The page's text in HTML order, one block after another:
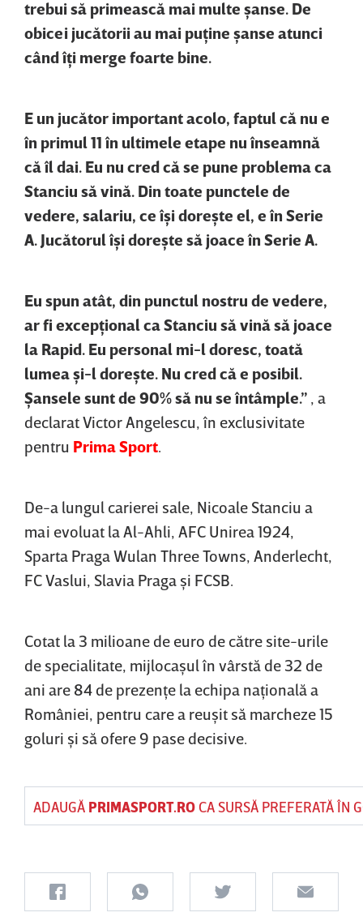
trebui să primească mai multe şanse. De
obicei jucătorii au mai puţine şanse atunci
când îţi merge foarte bine.
E un jucător important acolo, faptul că nu e
în primul 11 în ultimele etape nu înseamnă
că îl dai. Eu nu cred că se pune problema ca
Stanciu să vină. Din toate punctele de
vedere, salariu, ce îşi doreşte el, e în Serie
A. Jucătorul îşi doreşte să joace în Serie A.
Eu spun atât, din punctul nostru de vedere,
ar fi excepţional ca Stanciu să vină să joace
la Rapid. Eu personal mi-l doresc, toată
lumea şi-l doreşte. Nu cred că e posibil.
Şansele sunt de 90% să nu se întâmple.” , a
declarat Victor Angelescu, în exclusivitate
pentru Prima Sport.
De-a lungul carierei sale, Nicoale Stanciu a
mai evoluat la Al-Ahli, AFC Unirea 1924,
Sparta Praga Wulan Three Towns, Anderlecht,
FC Vaslui, Slavia Praga şi FCSB.
Cotat la 3 milioane de euro de către site-urile
de specialitate, mijlocaşul în vârstă de 32 de
ani are 84 de prezenţe la echipa naţională a
României, pentru care a reuşit să marcheze 15
goluri şi să ofere 9 pase decisive.
ADAUGĂ PRIMASPORT.ROCA SURSĂ PREFERATĂ ÎN